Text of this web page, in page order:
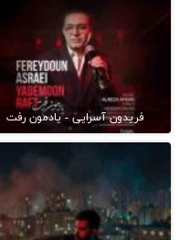
فریدون آسرایی - یادمون رفت